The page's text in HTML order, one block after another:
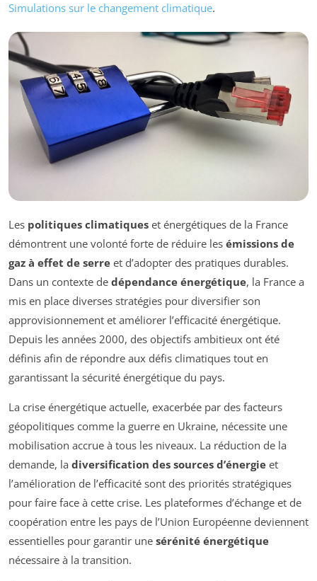
Simulations sur le changement climatique.
Les politiques climatiques et énergétiques de la France
démontrent une volonté forte de réduire les émissions de
gaz à effet de serre et d’adopter des pratiques durables.
Dans un contexte de dépendance énergétique, la France a
mis en place diverses stratégies pour diversifier son
approvisionnement et améliorer l’efficacité énergétique.
Depuis les années 2000, des objectifs ambitieux ont été
définis afin de répondre aux défis climatiques tout en
garantissant la sécurité énergétique du pays.
La crise énergétique actuelle, exacerbée par des facteurs
géopolitiques comme la guerre en Ukraine, nécessite une
mobilisation accrue à tous les niveaux. La réduction de la
demande, la diversification des sources d’énergie et
l’amélioration de l’efficacité sont des priorités stratégiques
pour faire face à cette crise. Les plateformes d’échange et de
coopération entre les pays de l’Union Européenne deviennent
essentielles pour garantir une sérénité énergétique
nécessaire à la transition.